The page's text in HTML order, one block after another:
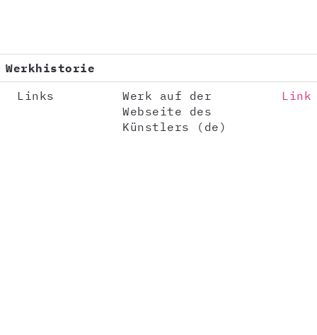
Werkhistorie
Links
Werk auf der
Webseite des
Künstlers (de)
Link